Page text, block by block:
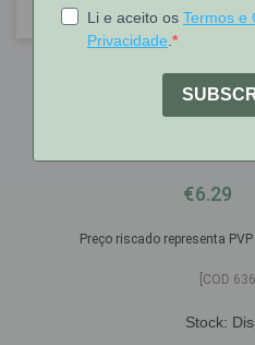
Parodontax
€6.29
Preço riscado representa
[COD
Stock: